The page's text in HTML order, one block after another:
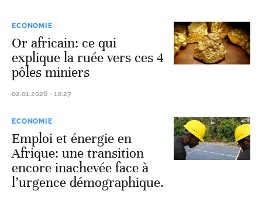
ECONOMIE
Or africain: ce qui
explique la ruée vers ces 4
pôles miniers
02.01.2026 - 10:27
ECONOMIE
Emploi et énergie en
Afrique: une transition
encore inachevée face à
l’urgence démographique.